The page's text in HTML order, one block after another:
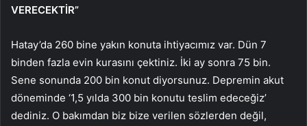
VERECEKTİR”
Hatay’da 260 bine yakın konuta ihtiyacımız var. Dün 7
binden fazla evin kurasını çektiniz. İki ay sonra 75 bin.
Sene sonunda 200 bin konut diyorsunuz. Depremin akut
döneminde ‘1,5 yılda 300 bin konutu teslim edeceğiz’
dediniz. O bakımdan biz bize verilen sözlerden değil,